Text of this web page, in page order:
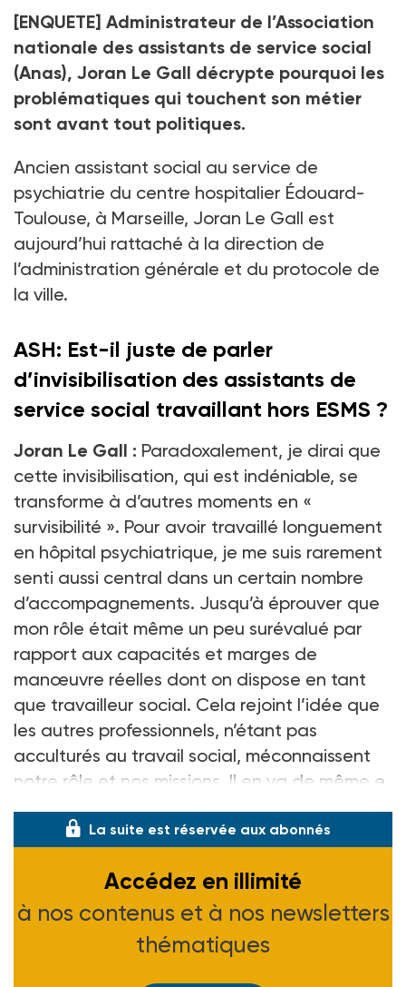
[ENQUETE] Administrateur de l’Association
nationale des assistants de service social
(Anas), Joran Le Gall décrypte pourquoi les
problématiques qui touchent son métier
sont avant tout politiques.
Ancien assistant social au service de
psychiatrie du centre hospitalier Édouard-
Toulouse, à Marseille, Joran Le Gall est
aujourd’hui rattaché à la direction de
l’administration générale et du protocole de
la ville.
ASH: Est-il juste de parler
d’invisibilisation des assistants de
service social travaillant hors ESMS ?
Joran Le Gall : Paradoxalement, je dirai que
cette invisibilisation, qui est indéniable, se
transforme à d’autres moments en «
survisibilité ». Pour avoir travaillé longuement
en hôpital psychiatrique, je me suis rarement
senti aussi central dans un certain nombre
d’accompagnements. Jusqu’à éprouver que
mon rôle était même un peu surévalué par
rapport aux capacités et marges de
manœuvre réelles dont on dispose en tant
que travailleur social. Cela rejoint l’idée que
les autres professionnels, n’étant pas
acculturés au travail social, méconnaissent
notre rôle et nos missions. Il en va de même e
La suite est réservée aux abonnés
Accédez en illimité
à nos contenus et à nos newsletters
thématiques